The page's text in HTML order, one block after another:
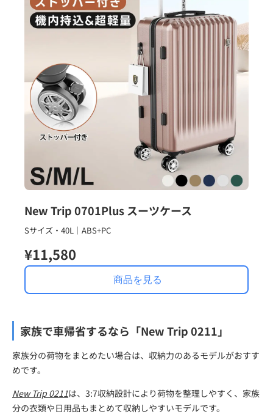
New Trip 0701Plus スーツケース
Sサイズ・40L｜ABS+PC
¥11,580
商品を見る
家族で車帰省するなら「New Trip 0211」
家族分の荷物をまとめたい場合は、収納力のあるモデルがおすす
めです。
New Trip 0211は、3:7収納設計により荷物を整理しやすく、家族
分の衣類や日用品もまとめて収納しやすいモデルです。